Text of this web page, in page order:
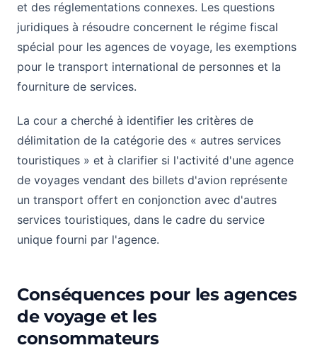
et des réglementations connexes. Les questions
juridiques à résoudre concernent le régime fiscal
spécial pour les agences de voyage, les exemptions
pour le transport international de personnes et la
fourniture de services.
La cour a cherché à identifier les critères de
délimitation de la catégorie des « autres services
touristiques » et à clarifier si l'activité d'une agence
de voyages vendant des billets d'avion représente
un transport offert en conjonction avec d'autres
services touristiques, dans le cadre du service
unique fourni par l'agence.
Conséquences pour les agences
de voyage et les
consommateurs